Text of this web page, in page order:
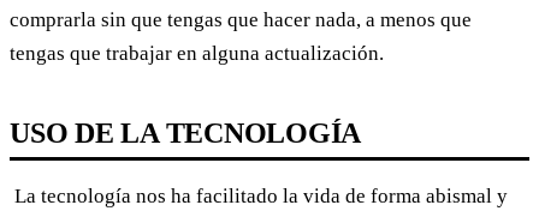
comprarla sin que tengas que hacer nada, a menos que
tengas que trabajar en alguna actualización.
USO DE LA TECNOLOGÍA
La tecnología nos ha facilitado la vida de forma abismal y